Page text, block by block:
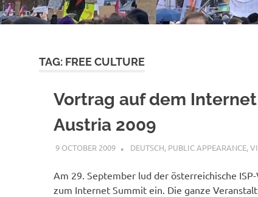
TAG: FREE CULTURE
Vortrag auf dem
Austria 2009
9 OCTOBER 2009 VGRASS
DEUTSCH, PUBLIC APPEARANCE,
Am 29. September lud der österreichische ISP-
zum Internet Summit ein. Die ganze